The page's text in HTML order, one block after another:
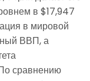
в $17,947
в мировой
ВВП, а
сравнению